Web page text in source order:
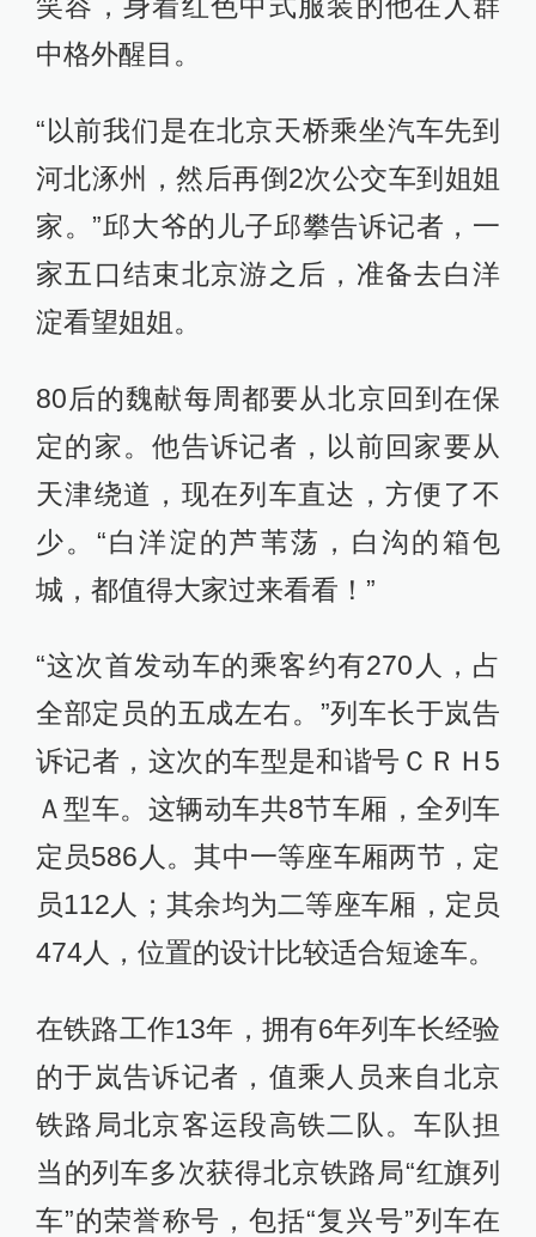
中格外醒目。
“以前我们是在北京天桥乘坐汽车先到
河北涿州，然后再倒2次公交车到姐姐
家。”邱大爷的儿子邱攀告诉记者，一
家五口结束北京游之后，准备去白洋
淀看望姐姐。
80后的魏献每周都要从北京回到在保
定的家。他告诉记者，以前回家要从
天津绕道，现在列车直达，方便了不
少。“白洋淀的芦苇荡，白沟的箱包
城，都值得大家过来看看！”
“这次首发动车的乘客约有270人，占
全部定员的五成左右。”列车长于岚告
诉记者，这次的车型是和谐号ＣＲＨ5
Ａ型车。这辆动车共8节车厢，全列车
定员586人。其中一等座车厢两节，定
员112人；其余均为二等座车厢，定员
474人，位置的设计比较适合短途车。
在铁路工作13年，拥有6年列车长经验
的于岚告诉记者，值乘人员来自北京
铁路局北京客运段高铁二队。车队担
当的列车多次获得北京铁路局“红旗列
车”的荣誉称号，包括“复兴号”列车在